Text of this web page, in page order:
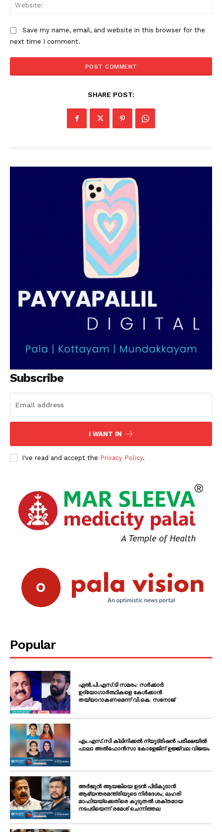
Save my name, email, and website in this browser for the
next time I comment.
SHARE POST:
Subscribe
I WANT IN
I've read and accept the Privacy Policy.
Popular
എൽ.പി.എസ്.ടി സമരം: സർക്കാർ
ഉദ്യോഗാർത്ഥികളെ കേൾക്കാൻ
തയ്യാറാകണമെന്ന് വി.കെ. സനോജ്
എം.എസ്.സി ക്ലിനിക്കൽ ന്യൂട്രിഷൻ പരീക്ഷയിൽ
പാലാ അൽഫോൻസാ കോളേജിന് ഉജ്ജ്വല വിജയം
അർജുൻ ആയങ്കിയെ ഉടൻ പിടികൂടാൻ
ആഭ്യന്തരമന്ത്രിയുടെ നിർദേശം; ലഹരി
മാഫിയയ്ക്കെതിരെ കൂടുതൽ ശക്തമായ
നടപടിയെന്ന് രമേശ് ചെന്നിത്തല